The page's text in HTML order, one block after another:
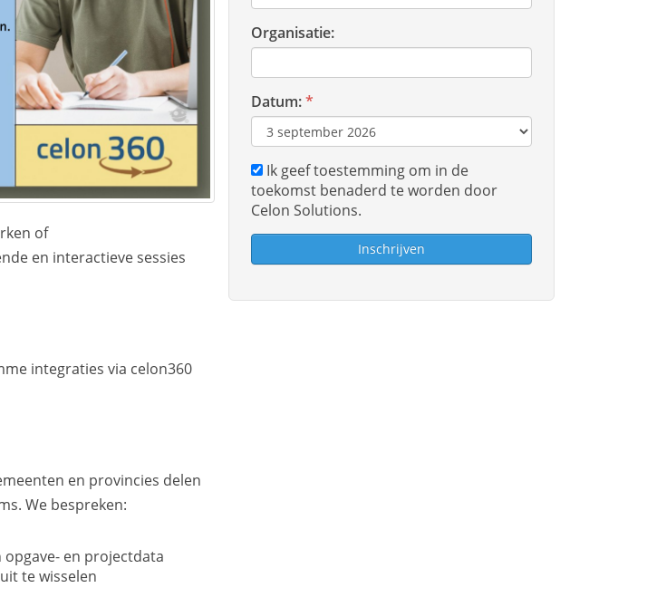
of
en interactieve sessies
integraties via celon360
en provincies delen
We bespreken:
en projectdata
te wisselen
Organisatie:
Datum:*
Ik geef toestemming om in de
toekomst benaderd te worden door
Celon Solutions.
Inschrijven